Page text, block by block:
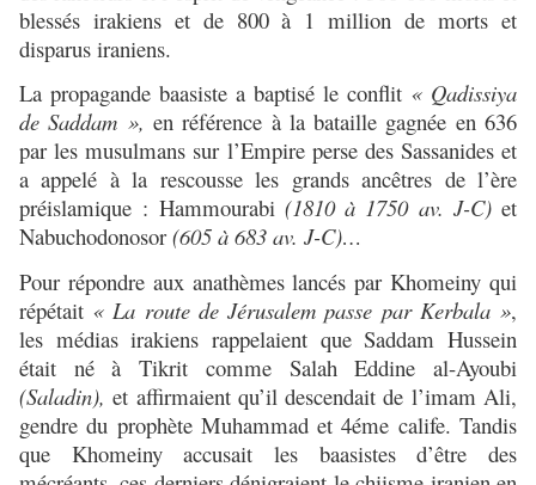
blessés irakiens et de 800 à 1 million de morts et
disparus iraniens.
La propagande baasiste a baptisé le conflit « Qadissiya
de Saddam », en référence à la bataille gagnée en 636
par les musulmans sur l’Empire perse des Sassanides et
a appelé à la rescousse les grands ancêtres de l’ère
préislamique : Hammourabi (1810 à 1750 av. J-C)et
Nabuchodonosor (605 à 683 av. J-C)…
Pour répondre aux anathèmes lancés par Khomeiny qui
répétait « La route de Jérusalem passe par Kerbala »,
les médias irakiens rappelaient que Saddam Hussein
était né à Tikrit comme Salah Eddine al-Ayoubi
(Saladin),et affirmaient qu’il descendait de l’imam Ali,
gendre du prophète Muhammad et 4éme calife. Tandis
que
Khomeiny accusait les baasistes d’être des